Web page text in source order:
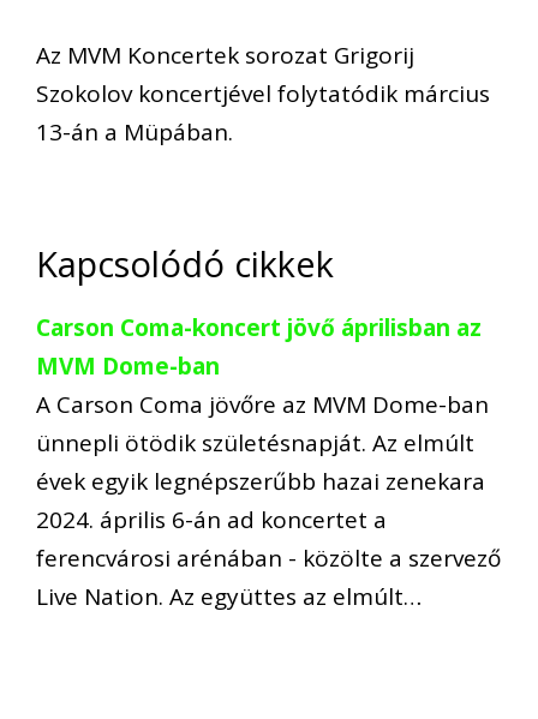
Az MVM Koncertek sorozat Grigorij
Szokolov koncertjével folytatódik március
13-án a Müpában.
Kapcsolódó cikkek
Carson Coma-koncert jövő áprilisban az
MVM Dome-ban
A Carson Coma jövőre az MVM Dome-ban
ünnepli ötödik születésnapját. Az elmúlt
évek egyik legnépszerűbb hazai zenekara
2024. április 6-án ad koncertet a
ferencvárosi arénában - közölte a szervező
Live Nation. Az együttes az elmúlt…